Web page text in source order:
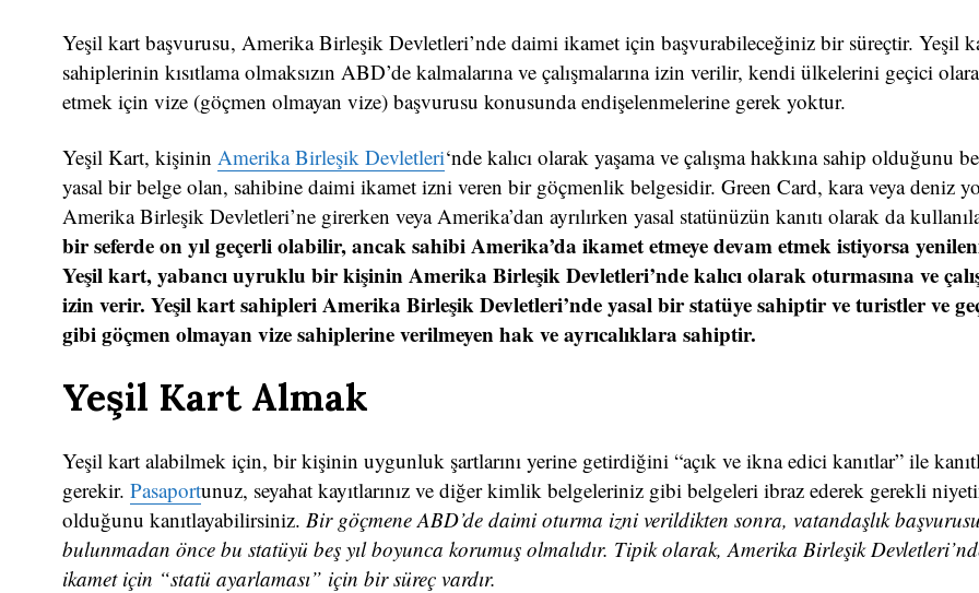
Yeşil kart başvurusu, Amerika Birleşik Devletleri’nde daimi ikamet için başvurabileceğiniz bir süreçtir. Yeşil
sahiplerinin kısıtlama olmaksızın ABD’de kalmalarına ve çalışmalarına izin verilir, kendi ülkelerini geçici
etmek için vize (göçmen olmayan vize) başvurusu konusunda endişelenmelerine gerek yoktur.
Yeşil Kart, kişinin Amerika Birleşik Devletleri‘nde kalıcı olarak yaşama ve çalışma hakkına sahip olduğunu
yasal bir belge olan, sahibine daimi ikamet izni veren bir göçmenlik belgesidir. Green Card, kara veya deniz
Amerika Birleşik Devletleri’ne girerken veya Amerika’dan ayrılırken yasal statünüzün kanıtı olarak da
bir seferde on yıl geçerli olabilir, ancak sahibi Amerika’da ikamet etmeye devam etmek istiyorsa
Yeşil kart, yabancı uyruklu bir kişinin Amerika Birleşik Devletleri’nde kalıcı olarak oturmasına ve
izin verir. Yeşil kart sahipleri Amerika Birleşik Devletleri’nde yasal bir statüye sahiptir ve turistler ve
gibi göçmen olmayan vize sahiplerine verilmeyen hak ve ayrıcalıklara sahiptir.
Yeşil Kart Almak
Yeşil kart alabilmek için, bir kişinin uygunluk şartlarını yerine getirdiğini “açık ve ikna edici kanıtlar” ile
gerekir. Pasaportunuz, seyahat kayıtlarınız ve diğer kimlik belgeleriniz gibi belgeleri ibraz ederek gerekli
olduğunu kanıtlayabilirsiniz. Bir göçmene ABD’de daimi oturma izni verildikten sonra, vatandaşlık
bulunmadan önce bu statüyü beş yıl boyunca korumuş olmalıdır. Tipik olarak, Amerika Birleşik
ikamet için “statü ayarlaması” için bir süreç vardır.